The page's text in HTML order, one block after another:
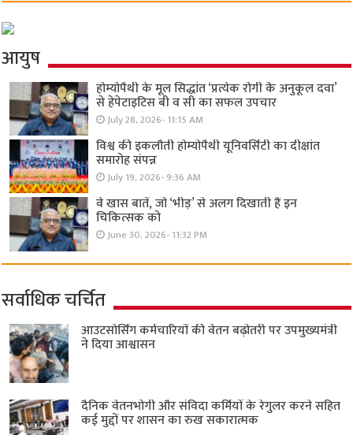
आयुष
होम्योपैथी के मूल सिद्धांत ‘प्रत्येक रोगी केे अनुकूल दवा’
से हेपेटाइटिस बी व सी का सफल उपचार
July 28, 2026- 11:15 AM
विश्व की इकलौती होम्योपैथी यूनिवर्सिटी का दीक्षांत
समारोह संपन्न
July 19, 2026- 9:36 AM
वे खास बातें, जो ‘भीड़’ से अलग दिखाती हैं इन
चिकित्सक को
June 30, 2026- 11:32 PM
सर्वाधिक चर्चित
आउटसोर्सिंग कर्मचारियों की वेतन बढ़ोतरी पर उपमुख्यमंत्री
ने दिया आश्वासन
दैनिक वेतनभोगी और संविदा कर्मियों के रेगुलर करने सहित
कई मुद्दों पर शासन का रुख सकारात्मक